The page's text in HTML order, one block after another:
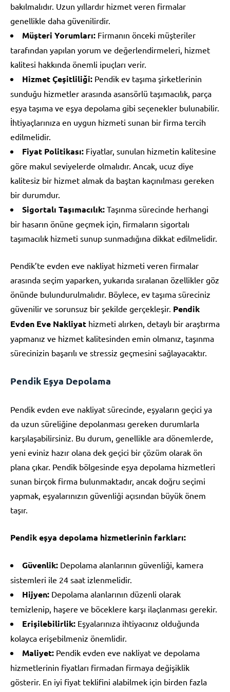
bakılmalıdır. Uzun yıllardır hizmet veren firmalar
genellikle daha güvenilirdir.
Müşteri Yorumları: Firmanın önceki müşteriler
tarafından yapılan yorum ve değerlendirmeleri, hizmet
kalitesi hakkında önemli ipuçları verir.
Hizmet Çeşitliliği: Pendik ev taşıma şirketlerinin
sunduğu hizmetler arasında asansörlü taşımacılık, parça
eşya taşıma ve eşya depolama gibi seçenekler bulunabilir.
İhtiyaçlarınıza en uygun hizmeti sunan bir firma tercih
edilmelidir.
Fiyat Politikası: Fiyatlar, sunulan hizmetin kalitesine
göre makul seviyelerde olmalıdır. Ancak, ucuz diye
kalitesiz bir hizmet almak da baştan kaçınılması gereken
bir durumdur.
Sigortalı Taşımacılık: Taşınma sürecinde herhangi
bir hasarın önüne geçmek için, firmaların sigortalı
taşımacılık hizmeti sunup sunmadığına dikkat edilmelidir.
Pendik’te evden eve nakliyat hizmeti veren firmalar
arasında seçim yaparken, yukarıda sıralanan özellikler göz
önünde bulundurulmalıdır. Böylece, ev taşıma süreciniz
güvenilir ve sorunsuz bir şekilde gerçekleşir. Pendik
Evden Eve Nakliyat hizmeti alırken, detaylı bir araştırma
yapmanız ve hizmet kalitesinden emin olmanız, taşınma
sürecinizin başarılı ve stressiz geçmesini sağlayacaktır.
Pendik Eşya Depolama
Pendik evden eve nakliyat sürecinde, eşyaların geçici ya
da uzun süreliğine depolanması gereken durumlarla
karşılaşabilirsiniz. Bu durum, genellikle ara dönemlerde,
yeni eviniz hazır olana dek geçici bir çözüm olarak ön
plana çıkar. Pendik bölgesinde eşya depolama hizmetleri
sunan birçok firma bulunmaktadır, ancak doğru seçimi
yapmak, eşyalarınızın güvenliği açısından büyük önem
taşır.
Pendik eşya depolama hizmetlerinin farkları:
Güvenlik: Depolama alanlarının güvenliği, kamera
sistemleri ile 24 saat izlenmelidir.
Hijyen: Depolama alanlarının düzenli olarak
temizlenip, haşere ve böceklere karşı ilaçlanması gerekir.
Erişilebilirlik: Eşyalarınıza ihtiyacınız olduğunda
kolayca erişebilmeniz önemlidir.
Maliyet: Pendik evden eve nakliyat ve depolama
hizmetlerinin fiyatları firmadan firmaya değişiklik
gösterir. En iyi fiyat teklifini alabilmek için birden fazla